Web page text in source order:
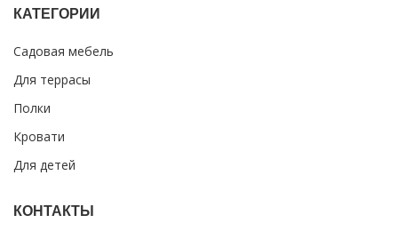
КАТЕГОРИИ
Садовая мебель
Для террасы
Полки
Кровати
Для детей
КОНТАКТЫ